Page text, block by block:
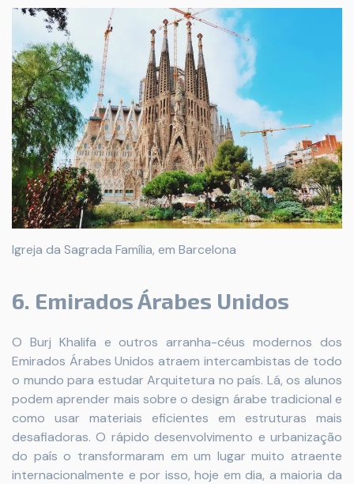
Igreja da Sagrada Família, em Barcelona
6. Emirados Árabes Unidos
O Burj Khalifa e outros arranha-céus modernos dos
Emirados Árabes Unidos atraem intercambistas de todo
o mundo para estudar Arquitetura no país. Lá, os alunos
podem aprender mais sobre o design árabe tradicional e
como usar materiais eficientes em estruturas mais
desafiadoras. O rápido desenvolvimento e urbanização
do país o transformaram em um lugar muito atraente
internacionalmente e por isso, hoje em dia, a maioria da